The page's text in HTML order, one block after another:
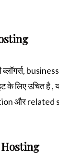
के लिए उचित है ,
और related